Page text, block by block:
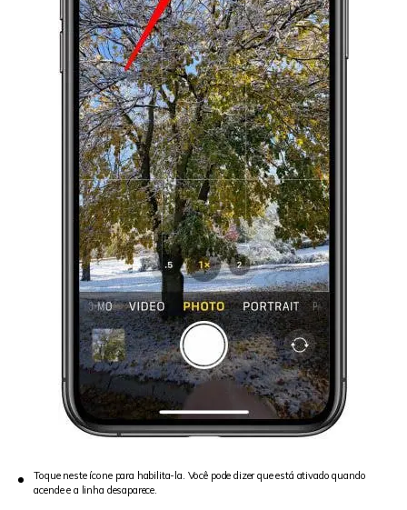
Toque neste ícone para habilita-la. Você pode dizer que está ativado quando
acende e a linha desaparece.